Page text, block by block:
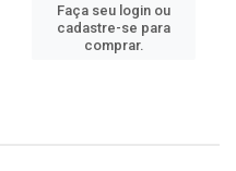
Faça seu login ou
cadastre-se para
comprar.